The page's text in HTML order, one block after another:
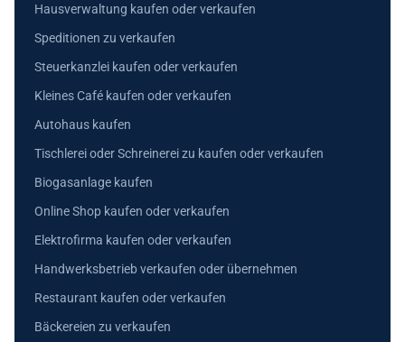
Hausverwaltung kaufen oder verkaufen
Speditionen zu verkaufen
Steuerkanzlei kaufen oder verkaufen
Kleines Café kaufen oder verkaufen
Autohaus kaufen
Tischlerei oder Schreinerei zu kaufen oder verkaufen
Biogasanlage kaufen
Online Shop kaufen oder verkaufen
Elektrofirma kaufen oder verkaufen
Handwerksbetrieb verkaufen oder übernehmen
Restaurant kaufen oder verkaufen
Bäckereien zu verkaufen